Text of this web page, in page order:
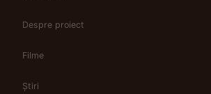
Despre proiect
Filme
Știri